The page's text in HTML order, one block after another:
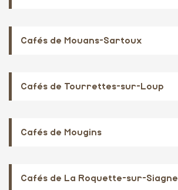
Cafés de Mouans-Sartoux
Cafés de Tourrettes-sur-Loup
Cafés de Mougins
Cafés de La Roquette-sur-Siagne